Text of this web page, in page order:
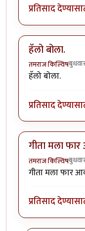
प्रतिसाद
हॅलो बोला.
तमराज किल्विष
हॅलो बोला.
प्रतिसाद
गीता मला
तमराज किल्विष
गीता मला फार
प्रतिसाद